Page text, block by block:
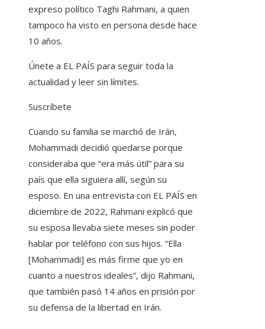
expreso político Taghi Rahmani, a quien
tampoco ha visto en persona desde hace
10 años.
Únete a EL PAÍS para seguir toda la
actualidad y leer sin límites.
Suscríbete
Cuando su familia se marchó de Irán,
Mohammadi decidió quedarse porque
consideraba que “era más útil” para su
país que ella siguiera allí, según su
esposo. En una entrevista con EL PAÍS en
diciembre de 2022, Rahmani explicó que
su esposa llevaba siete meses sin poder
hablar por teléfono con sus hijos. “Ella
[Mohammadi] es más firme que yo en
cuanto a nuestros ideales”, dijo Rahmani,
que también pasó 14 años en prisión por
su defensa de la libertad en Irán.